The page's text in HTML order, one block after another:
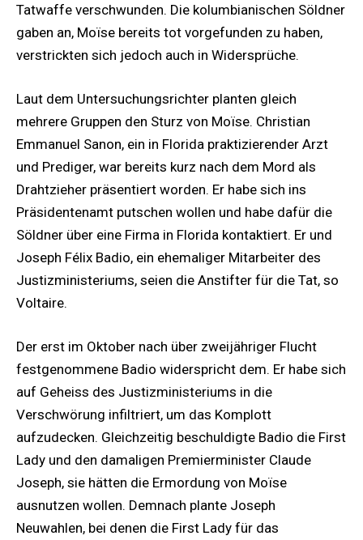
Tatwaffe verschwunden. Die kolumbianischen Söldner
gaben an, Moïse bereits tot vorgefunden zu haben,
verstrickten sich jedoch auch in Widersprüche.
Laut dem Untersuchungsrichter planten gleich
mehrere Gruppen den Sturz von Moïse. Christian
Emmanuel Sanon, ein in Florida praktizierender Arzt
und Prediger, war bereits kurz nach dem Mord als
Drahtzieher präsentiert worden. Er habe sich ins
Präsidentenamt putschen wollen und habe dafür die
Söldner über eine Firma in Florida kontaktiert. Er und
Joseph Félix Badio, ein ehemaliger Mitarbeiter des
Justizministeriums, seien die Anstifter für die Tat, so
Voltaire.
Der erst im Oktober nach über zweijähriger Flucht
festgenommene Badio widerspricht dem. Er habe sich
auf Geheiss des Justizministeriums in die
Verschwörung infiltriert, um das Komplott
aufzudecken. Gleichzeitig beschuldigte Badio die First
Lady und den damaligen Premierminister Claude
Joseph, sie hätten die Ermordung von Moïse
ausnutzen wollen. Demnach plante Joseph
Neuwahlen, bei denen die First Lady für das